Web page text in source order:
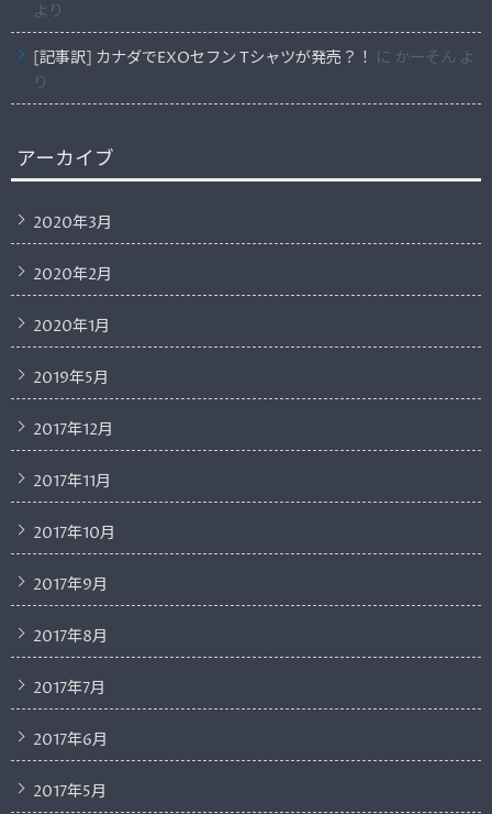
より
[記事訳] カナダでEXOセフン Tシャツが発売？！ に かーそん よ
り
アーカイブ
2020年3月
2020年2月
2020年1月
2019年5月
2017年12月
2017年11月
2017年10月
2017年9月
2017年8月
2017年7月
2017年6月
2017年5月